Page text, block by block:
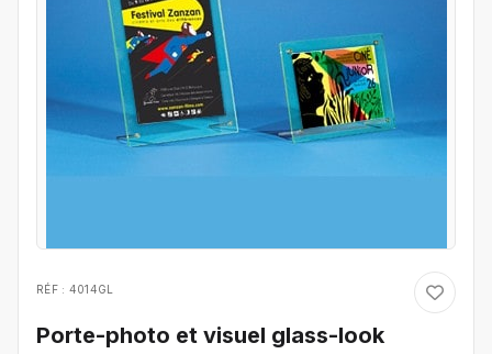
RÉF : 4014GL
Porte-photo et visuel glass-look